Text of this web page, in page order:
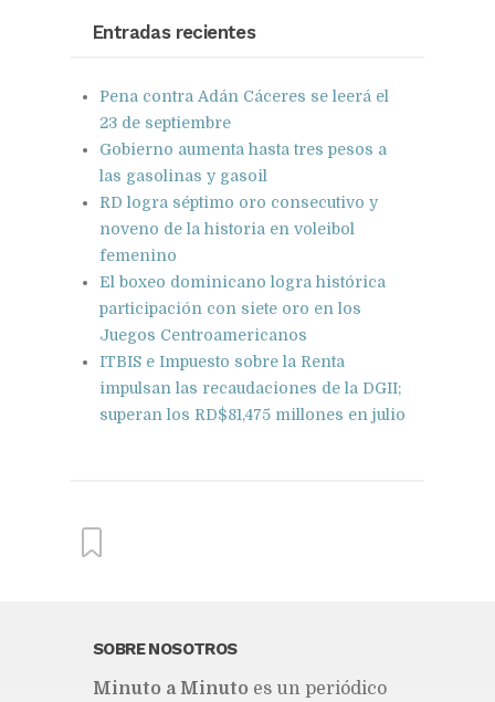
Entradas recientes
Pena contra Adán Cáceres se leerá el
23 de septiembre
Gobierno aumenta hasta tres pesos a
las gasolinas y gasoil
RD logra séptimo oro consecutivo y
noveno de la historia en voleibol
femenino
El boxeo dominicano logra histórica
participación con siete oro en los
Juegos Centroamericanos
ITBIS e Impuesto sobre la Renta
impulsan las recaudaciones de la DGII;
superan los RD$81,475 millones en julio
From this category »
Coraasan construye parque
SOBRE NOSOTROS
Mi­nu­to a Mi­nu­to es un pe­rió­di­co